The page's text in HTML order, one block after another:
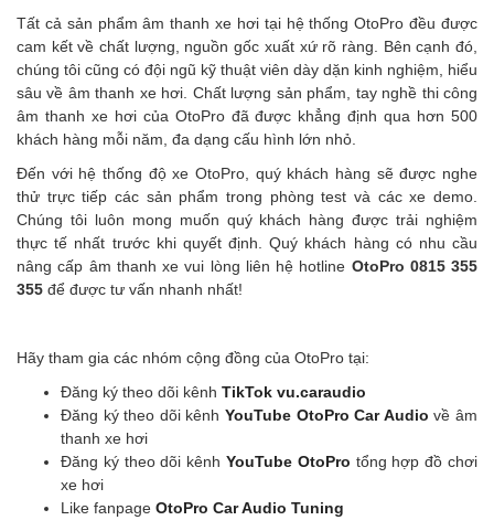
Tất cả sản phẩm âm thanh xe hơi tại hệ thống OtoPro đều được
cam kết về chất lượng, nguồn gốc xuất xứ rõ ràng. Bên cạnh đó,
chúng tôi cũng có đội ngũ kỹ thuật viên dày dặn kinh nghiệm, hiểu
sâu về âm thanh xe hơi. Chất lượng sản phẩm, tay nghề thi công
âm thanh xe hơi của OtoPro đã được khẳng định qua hơn 500
khách hàng mỗi năm, đa dạng cấu hình lớn nhỏ.
Đến với hệ thống độ xe OtoPro, quý khách hàng sẽ được nghe
thử trực tiếp các sản phẩm trong phòng test và các xe demo.
Chúng tôi luôn mong muốn quý khách hàng được trải nghiệm
thực tế nhất trước khi quyết định. Quý khách hàng có nhu cầu
nâng cấp âm thanh xe vui lòng liên hệ hotline OtoPro 0815 355
355 để được tư vấn nhanh nhất!
Hãy tham gia các nhóm cộng đồng của OtoPro tại:
Đăng ký theo dõi kênh TikTok vu.caraudio
Đăng ký theo dõi kênh YouTube OtoPro Car Audio về âm
thanh xe hơi
Đăng ký theo dõi kênh YouTube OtoPro tổng hợp đồ chơi
xe hơi
Like fanpage OtoPro Car Audio Tuning